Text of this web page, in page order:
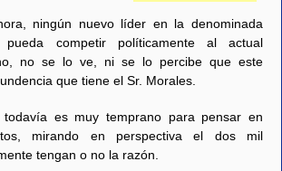
ningún nuevo líder en la denominada
competir políticamente al actual
no se lo ve, ni se lo percibe que este
que tiene el Sr. Morales.
todavía es muy temprano para pensar en
mirando en perspectiva el dos mil
tengan o no la razón.